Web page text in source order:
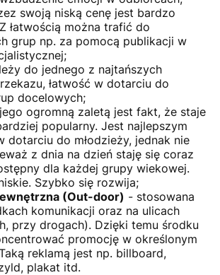
swoją niską cenę jest bardzo
łatwością można trafić do
grup np. za pomocą publikacji w
do jednego z najtańszych
łatwość w dotarciu do
docelowych;
ogromną zaletą jest fakt, że staje
popularny. Jest najlepszym
dotarciu do młodzieży, jednak nie
z dnia na dzień staję się coraz
dla każdej grupy wiekowej.
Szybko się rozwija;
(Out-door) - stosowana
komunikacji oraz na ulicach
przy drogach). Dzięki temu środku
promocję w określonym
reklamą jest np. billboard,
plakat itd.